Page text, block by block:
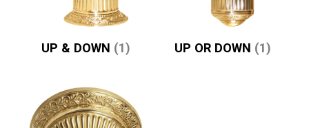
UP & DOWN (1) UP OR DOWN (1)